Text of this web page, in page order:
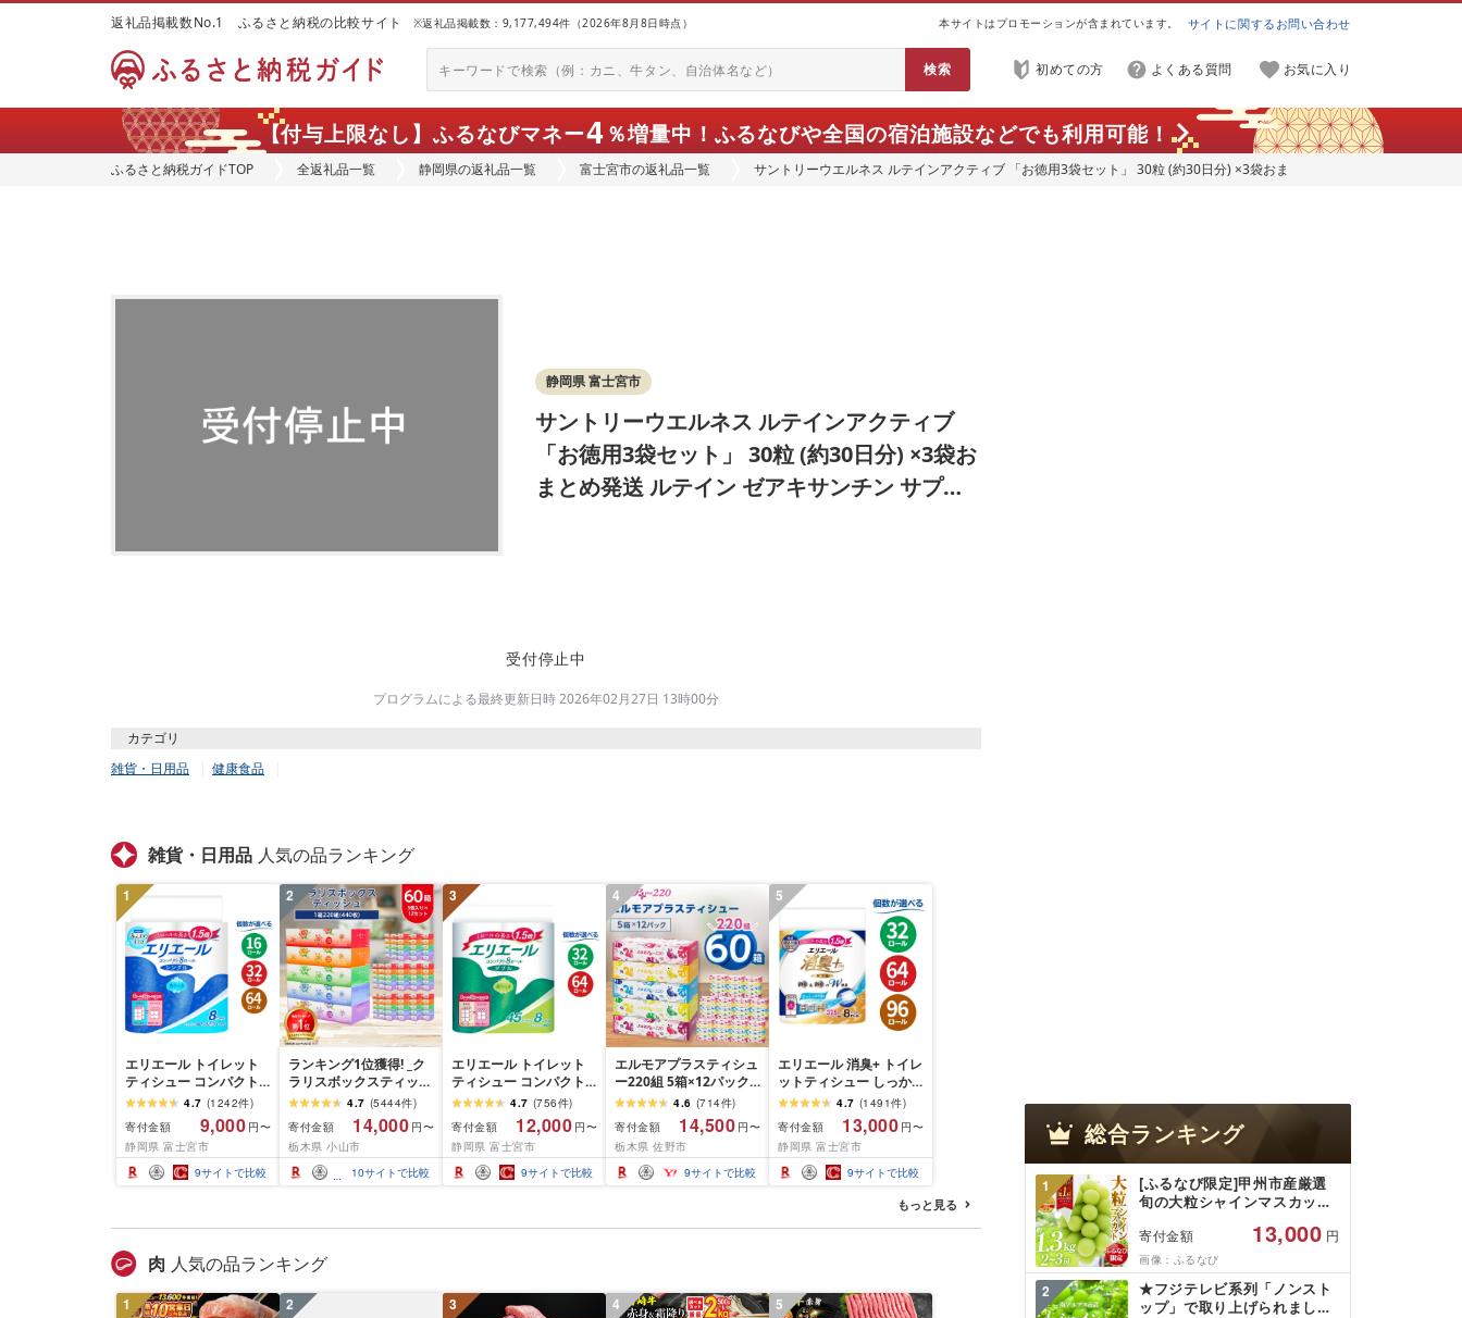
返礼品掲載数No.1 ふるさと納税の比較サイト ※返礼品掲載数：9,177,494件（2026年8月8日時点） 本サイトはプロモーションが含まれています。 サイトに関するお問い合わせ
初めての方 よくある質問 お気に入り
【付与上限なし】ふるなびマネー4％増量中！ ふるなびや全国の宿泊施設などでも利用可能！
ふるさと納税ガイドTOP 全返礼品一覧 静岡県の返礼品一覧 富士宮市の返礼品一覧
サントリーウエルネス ルテインアクティブ 「お徳用3袋セット」 30粒 (約30日分) ×3袋おま
静岡県 富士宮市
サントリーウエルネス ルテインアクティブ
「お徳用3袋セット」 30粒 (約30日分) ×3袋お
まとめ発送 ルテイン ゼアキサンチン サプリ
受付停止中
プログラムによる最終更新日時 2026年02月27日 13時00分
カテゴリ
雑貨・日用品
健康食品
雑貨・日用品 人気の品ランキング
1
エリエール トイレット
ティシュー コンパクト
シングル [個数が選べ
る:16・32・64 ロール]
1.5倍巻 82.5m トイレッ
トペーパー シングル パ
ルプ100% 香りつき 日用
品 消耗品 備蓄 ふるさと
4.7 (1242件)
寄付金額
9,000 円〜
静岡県 富士宮市
9サイトで比較
2
ランキング1位獲得! _ク
ラリスボックスティッシ
ュ60箱(1箱220組(440
枚))(5個入り×12セット)_
ティッシュ ティッシュ
ペーパー 日用品 常備品
生活用品 まとめ買い [配
送不可地域:離島・沖縄
4.7 (5444件)
寄付金額
14,000 円〜
栃木県 小山市
10サイトで比較
3
エリエール トイレット
ティシュー コンパクト
ダブル [選べるロール
数:32・64 ロール] 1.5倍
巻 45m トイレットペー
パー ダブル パルプ100%
香りつき 日用品 消耗品
備蓄 ふるさと納税 ふる
4.7 (756件)
寄付金額
12,000 円〜
静岡県 富士宮市
9サイトで比較
4
エルモアプラスティシュ
ー220組 5箱×12パック
(60箱)[離島・沖縄県不
可]_ ティッシュ ティッ
シュペーパー 日用品 消
耗品 まとめ買い 常備品
生活用品 ボックスティ
ッシュ [配送不可地域:離
4.6 (714件)
寄付金額
14,500 円〜
栃木県 佐野市
9サイトで比較
5
エリエール 消臭+ トイレ
ットティシュー しっか
り香るフレッシュクリア
の香り コンパクトダブ
ル [選べるロール数:32・
64・96 ロール] 1.5倍巻
37.5m トイレットペー
パー ダブル パルプ100%
日用品 消耗品 備蓄 送料
4.7 (1491件)
寄付金額
13,000 円〜
静岡県 富士宮市
9サイトで比較
もっと見る
肉 人気の品ランキング
1 2 3 4 5
総合ランキング
1
[ふるなび限定]甲州市産厳選
旬の大粒シャインマスカット
(MG)B12-472 FN-Limited-
VO シャインマスカット フル
ーツ
寄付金額 13,000 円
画像：ふるなび
2
★フジテレビ系列「ノンスト
ップ」で取り上げられました!